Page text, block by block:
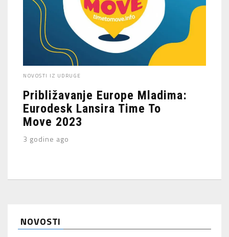
NOVOSTI IZ UDRUGE
Približavanje Europe Mladima:
Eurodesk Lansira Time To
Move 2023
3 godine ago
NOVOSTI